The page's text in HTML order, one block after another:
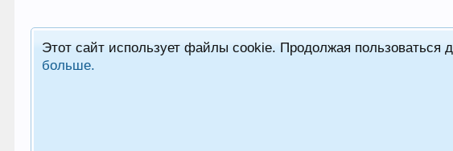
Этот сайт использует файлы cookie. Продолжая
больше.